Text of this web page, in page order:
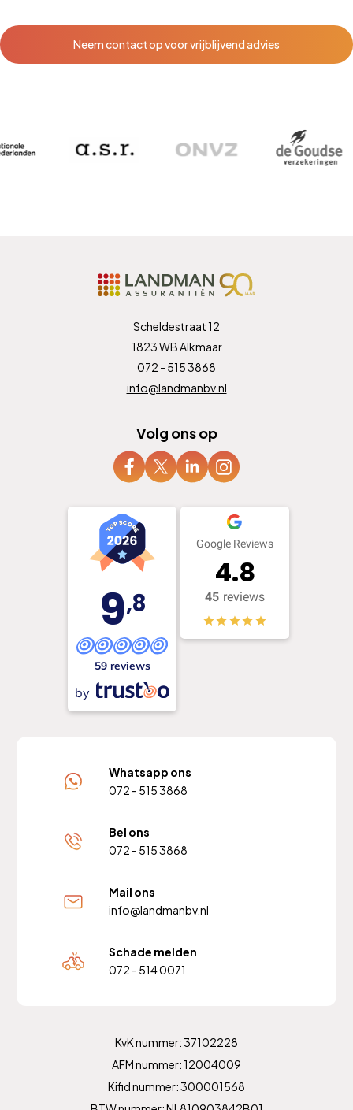
Neem contact op voor vrijblijvend advies
Scheldestraat 12
1823 WB Alkmaar
072 - 515 3868
info@landmanbv.nl
Volg ons op
9,8
59 reviews
by
Google Reviews
4.8
45 reviews
Whatsapp ons
072 - 515 3868
Bel ons
072 - 515 3868
Mail ons
info@landmanbv.nl
Schade melden
072 - 514 0071
KvK nummer: 37102228
AFM nummer: 12004009
Kifid nummer: 300001568